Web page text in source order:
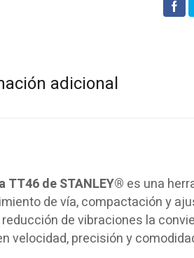
adicional
de STANLEY® es una
de vía, compactación y
de vibraciones la
velocidad, precisión y